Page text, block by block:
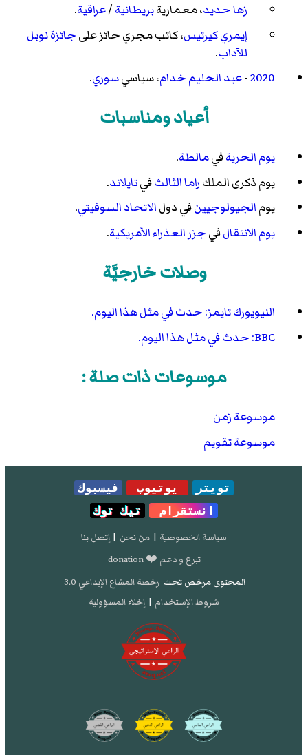
زها حديد، معماريةبريطانية/عراقية.
إيمري كيرتيس، كاتب مجري حائز علىجائزة نوبل
للآداب.
2020
-عبد الحليم خدام، سياسيسوري.
أعياد ومناسبات
يوم الحريةفيمالطة.
يوم ذكرى الملكراما الثالثفيتايلاند.
يومالجيولوجيينفي دولالاتحاد السوفيتي.
يوم الانتقالفيجزر العذراء الأمريكية.
وصلات خارجيَّة
النيويورك تايمز: حدث في مثل هذا اليوم.
BBC: حدث في مثل هذا اليوم.
موسوعات ذات صلة :
موسوعة زمن
موسوعة تقويم
تويتر يوتيوب
فيسبوك
انستقرام
تيك توك
سياسة الخصوصية | من نحن | إتصل بنا
تبرع و دعم ❤️ donation
المحتوى مرخص تحت رخصة المشاع الإبداعي 3.0
شروط الإستخدام | إخلاء المسؤولية